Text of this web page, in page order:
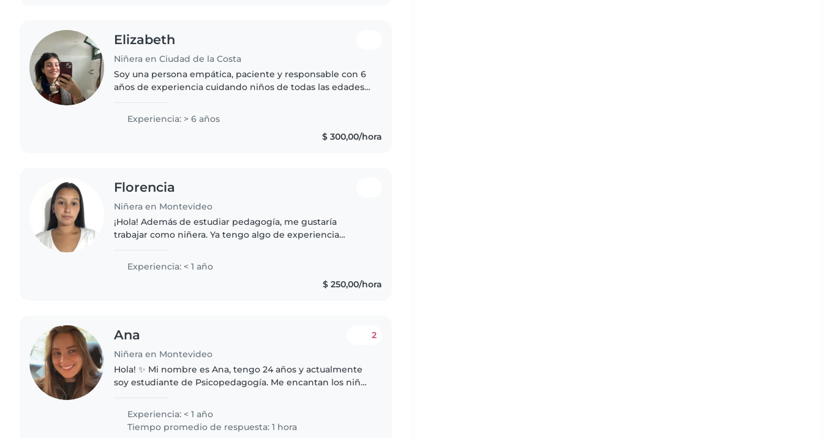
Elizabeth
Niñera en Ciudad de la Costa
Soy una persona empática, paciente y responsable con 6
años de experiencia cuidando niños de todas las edades,
campamentos infantiles..
Experiencia: > 6 años
$ 300,00/hora
Florencia
Niñera en Montevideo
¡Hola! Además de estudiar pedagogía, me gustaría
trabajar como niñera. Ya tengo algo de experiencia
pasantía en una guardería...
Experiencia: < 1 año
$ 250,00/hora
Ana
Niñera en Montevideo
2
Hola! ✨ Mi nombre es Ana, tengo 24 años y actualmente
soy estudiante de Psicopedagogía. Me encantan los niños
y rutinas diarias...
Experiencia: < 1 año
Tiempo promedio de respuesta: 1 hora